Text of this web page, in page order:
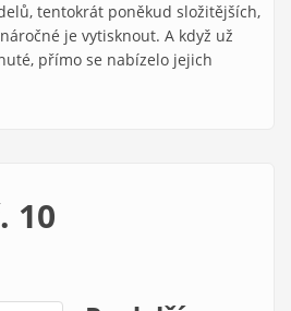
tentokrát poněkud složitějších,
je vytisknout. A když už
přímo se nabízelo jejich
10